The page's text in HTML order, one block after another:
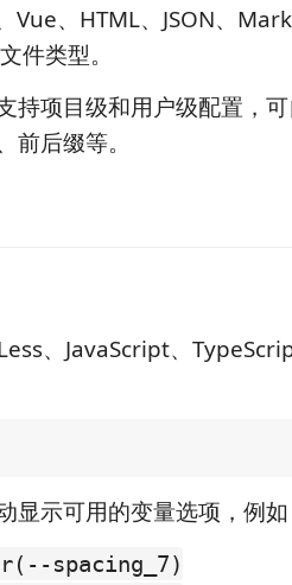
Vue、HTML、JSON、
件类型。
持项目级和用户级配置，
前后缀等。
Less、JavaScript、
显示可用的变量选项，例
spacing_7)